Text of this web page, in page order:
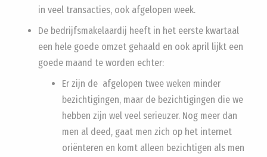
in veel transacties, ook afgelopen week.
De bedrijfsmakelaardij heeft in het eerste kwartaal
een hele goede omzet gehaald en ook april lijkt een
goede maand te worden echter:
Er zijn de afgelopen twee weken minder
bezichtigingen, maar de bezichtigingen die we
hebben zijn wel veel serieuzer. Nog meer dan
men al deed, gaat men zich op het internet
oriënteren en komt alleen bezichtigen als men